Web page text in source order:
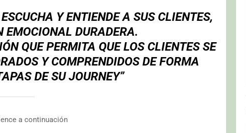
Y ENTIENDE A SUS CLIENTES,
EMOCIONAL DURADERA.
QUE PERMITA QUE LOS CLIENTES SE
Y COMPRENDIDOS DE FORMA
DE SU JOURNEY”
a continuación